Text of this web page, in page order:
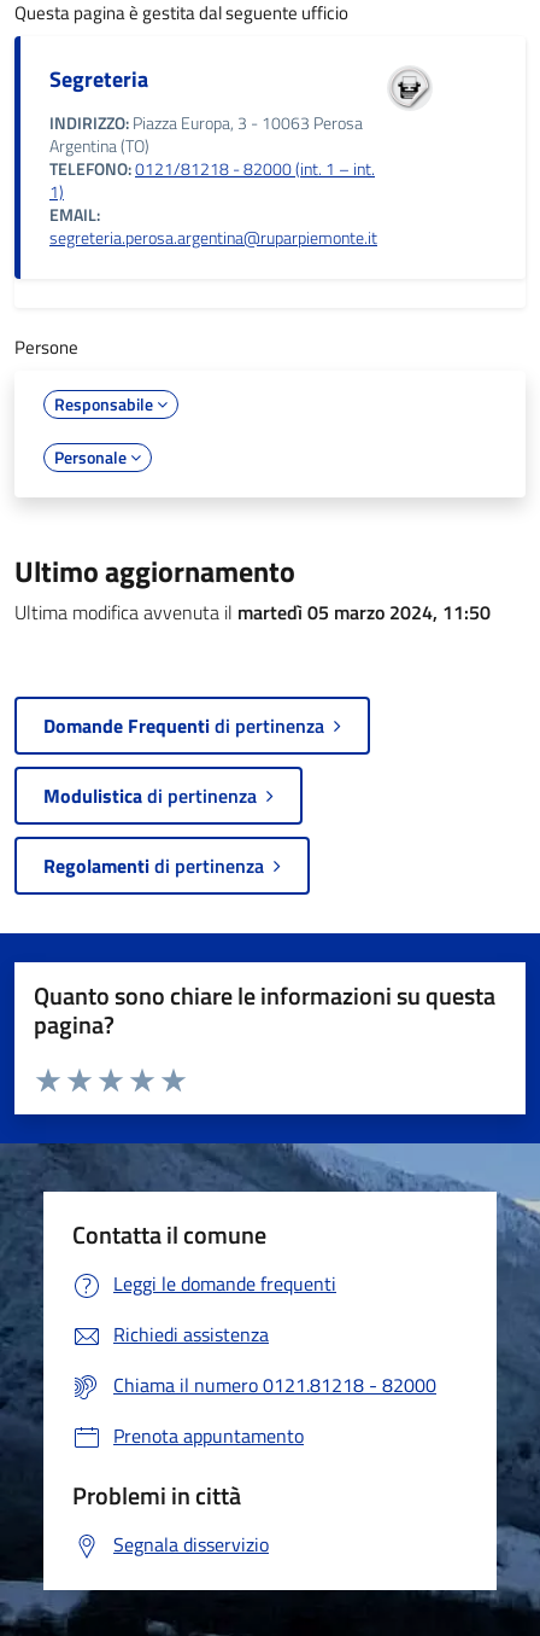
Questa pagina è gestita dal seguente ufficio
Segreteria
INDIRIZZO:Piazza Europa, 3 - 10063 Perosa
Argentina (TO)
TELEFONO:0121/81218 - 82000 (int. 1 – int.
1)
EMAIL:
segreteria.perosa.argentina@ruparpiemonte.it
Persone
Responsabile
Personale
Ultimo aggiornamento
Ultima modifica avvenuta il martedì 05 marzo 2024, 11:50
Domande Frequentidi pertinenza
Modulisticadi pertinenza
Regolamentidi pertinenza
Quanto sono chiare le informazioni su questa
pagina?
Valuta da 1 a 5 stelle la pagina
Valuta 5 stelle su 5
Valuta 4 stelle su 5
Valuta 3 stelle su 5
Valuta 2 stelle su 5
Valuta 1 stelle su 5
Contatta il comune
Leggi le domande frequenti
Richiedi assistenza
Chiama il numero 0121.81218 - 82000
Prenota appuntamento
Problemi in città
Segnala disservizio